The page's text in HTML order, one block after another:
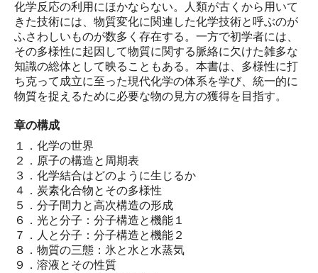
化学反応の利用にほかならない。人類が古くから用いて
きた技術には、物質変化に関連した化学技術と呼ぶのが
ふさわしいものが数多く存在する。一方で初学者には、
その多様性に起因して物質に関する脈絡に欠けた雑多な
知識の総体として映ることもある。本書は、多様性に打
ち克って成立に至った現代化学の体系を学び、統一的に
物質を捉えるために必要な物の見方の獲得を目指す。
章の構成
１．化学の世界
２．原子の構造と周期表
３．化学結合はどのように生じるか
４．炭素化合物とその多様性
５．分子間力と高次構造の形成
６．光と分子：分子構造と機能１
７．人と分子：分子構造と機能２
８．物質の三態：氷と水と水蒸気
９．溶液とその性質